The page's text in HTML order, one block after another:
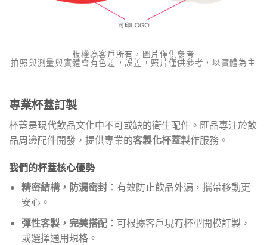
版權為客戶所有，圖片僅供參考
拍照與測量與實體會有色差，誤差，照片僅供參考，以實體為主
專業杯蓋訂製
杯蓋是現代飲品文化中不可或缺的衛生配件。匯品專注於飲
品周邊配件開發，提供專業的客製化杯蓋製作服務。
我們的杯蓋核心優勢
精密結構，防漏密封：有效防止飲品外漏，攜帶移動更
安心。
彈性客製，完美搭配：可根據客戶現有杯型開模訂製，
或選擇通用規格。